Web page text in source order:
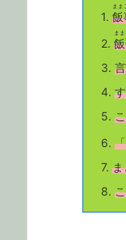
1. 飯
まま
2.
ま
3.
4.
5.
6. 「
7. ま
8.